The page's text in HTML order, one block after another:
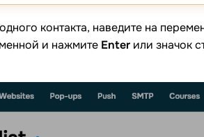
контакта, наведите на
и нажмите Enter или значок